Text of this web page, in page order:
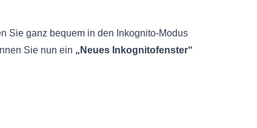
Sie ganz bequem in den Inkognito-Modus
Sie nun ein „Neues Inkognitofenster“